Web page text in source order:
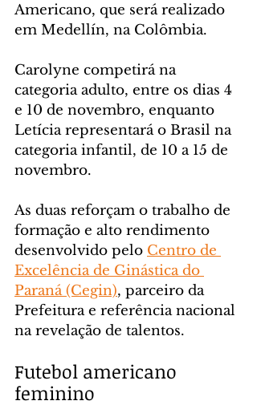
Americano, que será realizado
em Medellín, na Colômbia.
Carolyne competirá na
categoria adulto, entre os dias 4
e 10 de novembro, enquanto
Letícia representará o Brasil na
categoria infantil, de 10 a 15 de
novembro.
As duas reforçam o trabalho de
formação e alto rendimento
desenvolvido pelo Centro de
Excelência de Ginástica do
Paraná (Cegin), parceiro da
Prefeitura e referência nacional
na revelação de talentos.
Futebol americano
feminino